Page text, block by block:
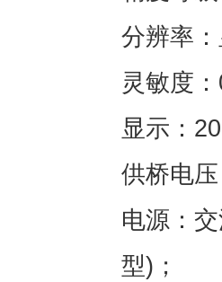
分辨率
灵敏度
显示：
供桥电
电源：
型)；